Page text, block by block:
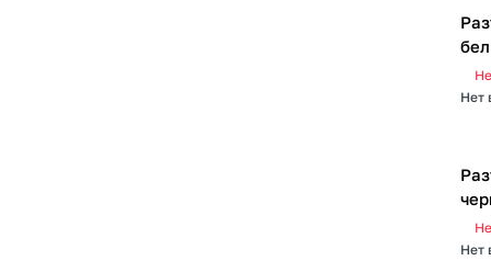
Нет
Нет